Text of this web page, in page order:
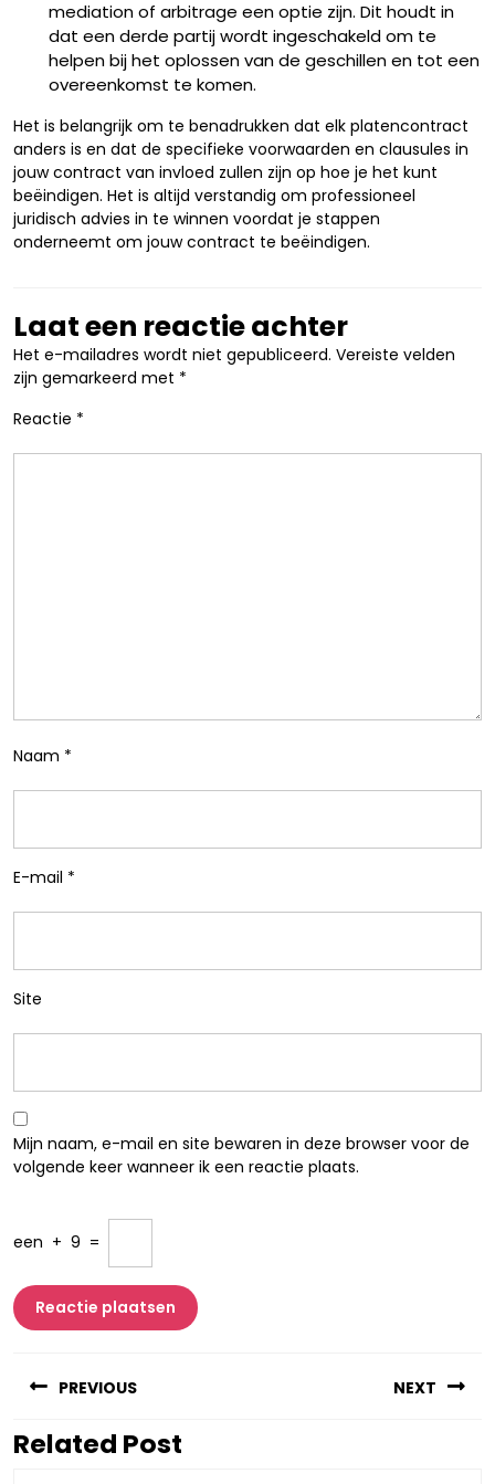
mediation of arbitrage een optie zijn. Dit houdt in
dat een derde partij wordt ingeschakeld om te
helpen bij het oplossen van de geschillen en tot een
overeenkomst te komen.
Het is belangrijk om te benadrukken dat elk platencontract
anders is en dat de specifieke voorwaarden en clausules in
jouw contract van invloed zullen zijn op hoe je het kunt
beëindigen. Het is altijd verstandig om professioneel
juridisch advies in te winnen voordat je stappen
onderneemt om jouw contract te beëindigen.
Laat een reactie achter
Het e-mailadres wordt niet gepubliceerd. Vereiste velden
zijn gemarkeerd met *
Reactie *
Naam *
E-mail *
Site
Mijn naam, e-mail en site bewaren in deze browser voor de
volgende keer wanneer ik een reactie plaats.
een + 9 =
PREVIOUS
Vorig
NEXT
Related Post